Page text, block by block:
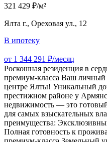
321 429 ₽/м²
Ялта г., Ореховая ул., 12
В ипотеку
от 1 344 291 ₽/месяц
Роскошная резиденция в
премиум-класса Ваш личный
центре Ялты! Уникальный
престижном районе у
недвижимость — это
для самых взыскательных
преимущества:
Полная готовность к